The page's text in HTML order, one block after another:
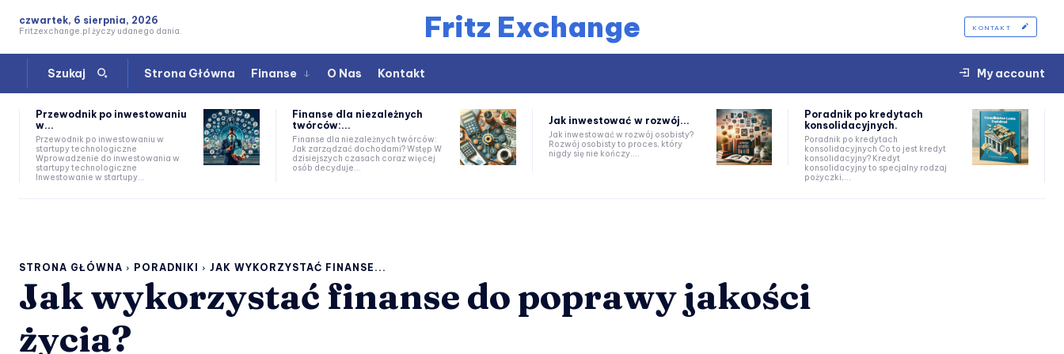
czwartek, 6 sierpnia, 2026
Fritzexchange.pl życzy udanego dania. Fritz Exchange KONTAKT
Szukaj Strona Główna Finanse O Nas Kontakt My account
Przewodnik po inwestowaniu
w...
Przewodnik po inwestowaniu w
startupy technologiczne
Wprowadzenie do inwestowania w
startupy technologiczne
Inwestowanie w startupy...
Finanse dla niezależnych
twórców:...
Finanse dla niezależnych twórców:
Jak zarządzać dochodami? Wstęp W
dzisiejszych czasach coraz więcej
osób decyduje...
Jak inwestować w rozwój...
Jak inwestować w rozwój osobisty?
Rozwój osobisty to proces, który
nigdy się nie kończy....
Poradnik po kredytach
konsolidacyjnych.
Poradnik po kredytach
konsolidacyjnych Co to jest kredyt
konsolidacyjny? Kredyt
konsolidacyjny to specjalny rodzaj
pożyczki,...
STRONA GŁÓWNA PORADNIKI JAK WYKORZYSTAĆ FINANSE...
Jak wykorzystać finanse do poprawy jakości
życia?